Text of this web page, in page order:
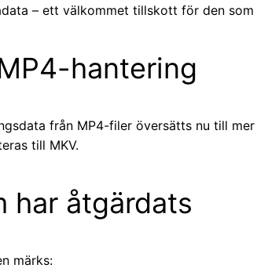
– ett välkommet tillskott för den som
hantering
från MP4-filer översätts nu till
till MKV.
har åtgärdats
märks: